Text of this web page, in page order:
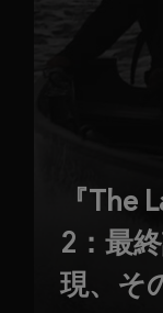
『The
2：最
現、そ